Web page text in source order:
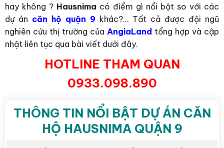
hay không ? Hausnima có điểm gì nổi bật so với các
dự án căn hộ quận 9 khác?… Tất cả được đội ngũ
nghiên cứu thị trường của AngiaLand tổng hợp và cập
nhật liên tục qua bài viết dưới đây.
HOTLINE THAM QUAN
0933.098.890
THÔNG TIN NỔI BẬT DỰ ÁN CĂN
HỘ HAUSNIMA QUẬN 9